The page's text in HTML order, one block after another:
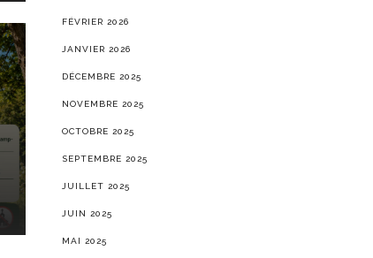
FÉVRIER 2026
JANVIER 2026
DÉCEMBRE 2025
NOVEMBRE 2025
OCTOBRE 2025
SEPTEMBRE 2025
JUILLET 2025
JUIN 2025
MAI 2025